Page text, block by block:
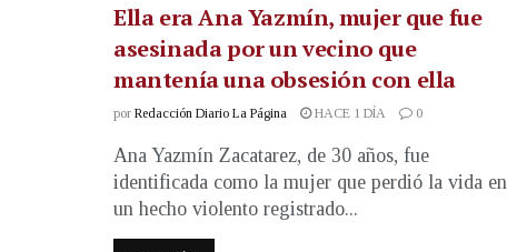
Ella era Ana Yazmín, mujer que fue
asesinada por un vecino que
mantenía una obsesión con ella
por Redacción Diario La Página HACE 1 DÍA 0
Ana Yazmín Zacatarez, de 30 años, fue
identificada como la mujer que perdió la vida en
un hecho violento registrado...